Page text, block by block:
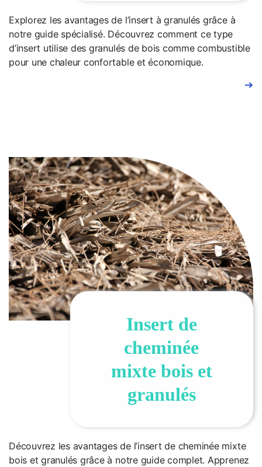
Explorez les avantages de l’insert à granulés grâce à
notre guide spécialisé. Découvrez comment ce type
d’insert utilise des granulés de bois comme combustible
pour une chaleur confortable et économique.
➔
Insert de
cheminée
mixte bois et
granulés
Découvrez les avantages de l’insert de cheminée mixte
bois et granulés grâce à notre guide complet. Apprenez